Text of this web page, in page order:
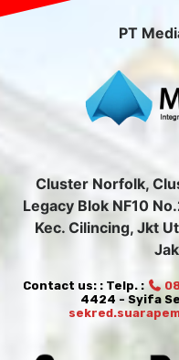
PT
Cluster Norfolk,
Legacy Blok NF10
Kec. Cilincing, Jkt
Contact us: : Telp. :
4424 - Syifa